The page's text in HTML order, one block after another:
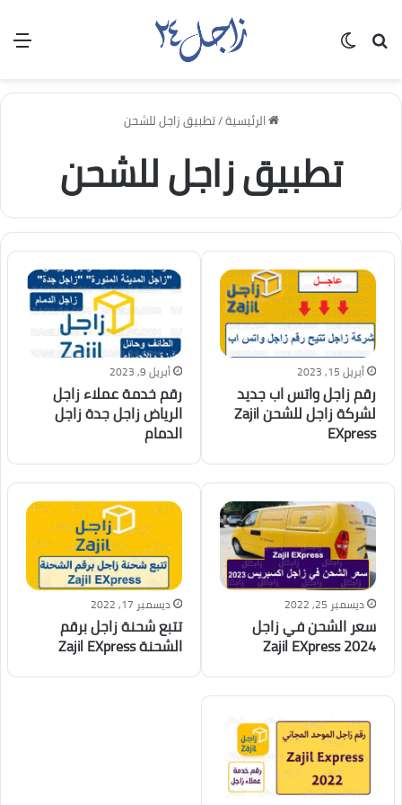
بحث عن
الرئيسية/تطبيق زاجل للشحن
تطبيق زاجل للشحن
أبريل 15, 2023
رقم زاجل واتس اب جديد
لشركة زاجل للشحن Zajil
EXpress
أبريل 9, 2023
رقم خدمة عملاء زاجل
الرياض زاجل جدة زاجل
الدمام
ديسمبر 25, 2022
سعر الشحن في زاجل
2024 Zajil EXpress
ديسمبر 17, 2022
تتبع شحنة زاجل برقم
الشحنة Zajil EXpress